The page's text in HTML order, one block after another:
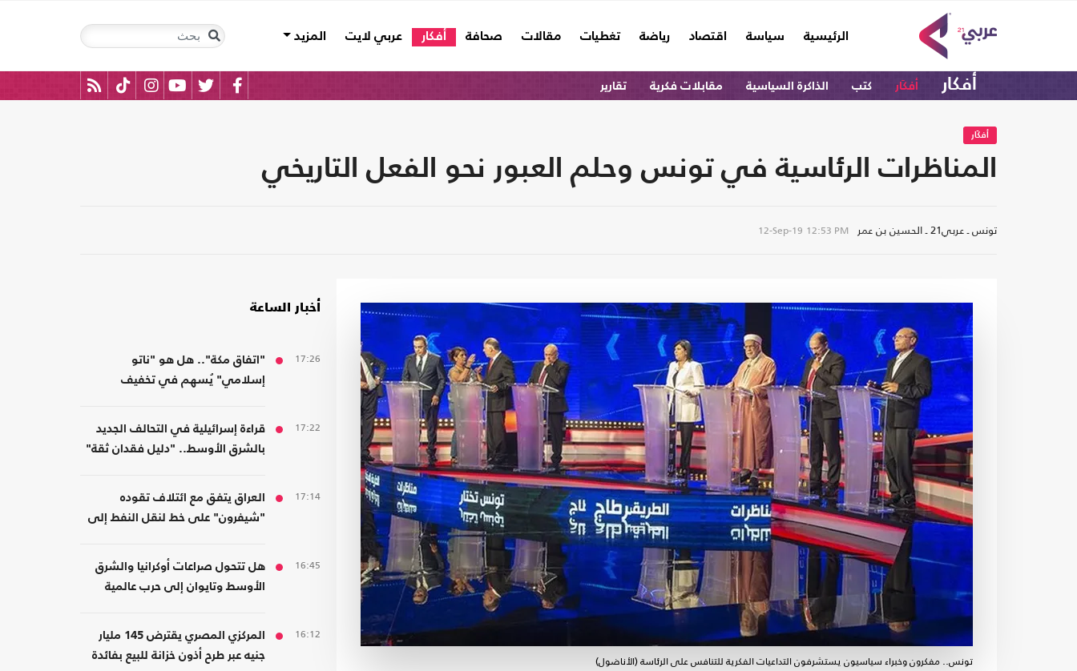
الرئيسية
(current) سياسة اقتصاد رياضة تغطيات مقالات صحافة أفكار عربي لايت المزيد
أفكار أفكَار كتب الذاكرة السياسية مقابلات فكرية تقارير
أفكَار
المناظرات الرئاسية في تونس وحلم العبور نحو الفعل التاريخي
تونس ـ عربي21 ـ الحسين بن عمر 12-Sep-19 12:53 PM
تونس.. مفكرون وخبراء سياسيون يستشرفون التداعيات الفكرية للتنافس على الرئاسة (الأناضول)
أخبار الساعة
17:26
"اتفاق مكة".. هل هو "ناتو
إسلامي" يُسهم في تخفيف
17:22
قراءة إسرائيلية في التحالف الجديد
بالشرق الأوسط.. "دليل فقدان ثقة"
17:14
العراق يتفق مع ائتلاف تقوده
"شيفرون" على خط لنقل النفط إلى
16:45
هل تتحول صراعات أوكرانيا والشرق
الأوسط وتايوان إلى حرب عالمية
16:12
المركزي المصري يقترض 145 مليار
جنيه عبر طرح أذون خزانة للبيع بفائدة